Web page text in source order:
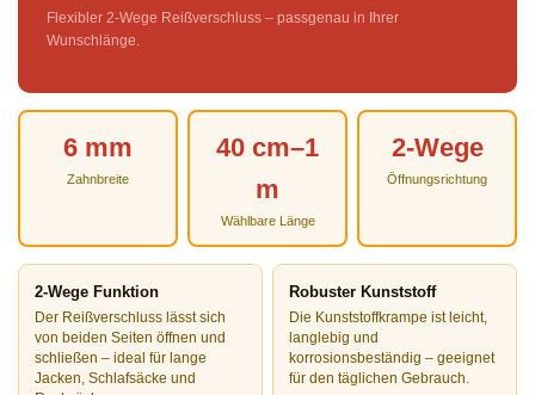
Flexibler 2-Wege Reißverschluss – passgenau in Ihrer
Wunschlänge.
6 mm
Zahnbreite
40 cm–1
m
Wählbare Länge
2-Wege
Öffnungsrichtung
2-Wege Funktion
Der Reißverschluss lässt sich
von beiden Seiten öffnen und
schließen – ideal für lange
Jacken, Schlafsäcke und
Robuster Kunststoff
Die Kunststoffkrampe ist leicht,
langlebig und
korrosionsbeständig – geeignet
für den täglichen Gebrauch.